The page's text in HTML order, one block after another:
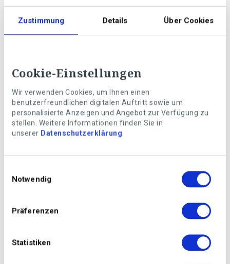
Zustimmung Details Über Cookies
Cookie-Einstellungen
Wir verwenden Cookies, um Ihnen einen
benutzerfreundlichen digitalen Auftritt sowie um
personalisierte Anzeigen und Angebot zur Verfügung zu
stellen. Weitere Informationen finden Sie in
unserer Datenschutzerklärung
Notwendig
Präferenzen
Statistiken
partage des coûts et des tâches, mais aussi du temps et
des occupations. Important: les colocataires doivent
Logement protégé ou pays étranger: où habiter